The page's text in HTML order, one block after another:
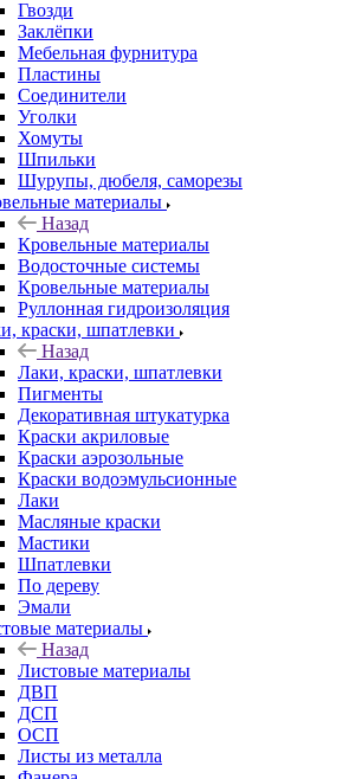
Гвозди
Заклёпки
Мебельная фурнитура
Пластины
Соединители
Уголки
Хомуты
Шпильки
Шурупы, дюбеля, саморезы
материалы
Назад
Кровельные материалы
Водосточные системы
Кровельные материалы
Руллонная гидроизоляция
краски, шпатлевки
Назад
Лаки, краски, шпатлевки
Пигменты
Декоративная штукатурка
Краски акриловые
Краски аэрозольные
Краски водоэмульсионные
Лаки
Масляные краски
Мастики
Шпатлевки
По дереву
Эмали
материалы
Назад
Листовые материалы
ДВП
ДСП
ОСП
Листы из металла